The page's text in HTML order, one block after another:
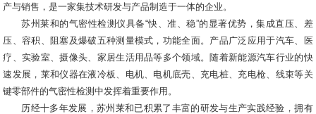
产与销售，是一家集技术研发与产品制造于一体的企业。
苏州莱和的气密性检测仪具备“快、准、稳”的显著优势，集成直压、差
压、容积、阻塞及爆破五种测量模式，功能全面。产品广泛应用于汽车、医
疗、实验室、摄像头、家居生活用品等多个领域。随着新能源汽车行业的快
速发展，莱和仪器在液冷板、电机、电机底壳、充电桩、充电枪、线束等关
键零部件的气密性检测中发挥着重要作用。
历经十多年发展，苏州莱和已积累了丰富的研发与生产实践经验，拥有